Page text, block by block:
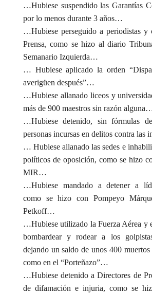
…Hubiese suspendido las Garantías
por lo menos durante 3 años…
…Hubiese perseguido a periodistas y
Prensa, como se hizo al diario
Semanario Izquierda…
… Hubiese aplicado la orden
averigüen después”…
…Hubiese allanado liceos y
más de 900 maestros sin razón
…Hubiese detenido, sin fórmulas
personas incursas en delitos contra las
… Hubiese allanado las sedes e
políticos de oposición, como se hizo
MIR…
…Hubiese mandado a detener a
como se hizo con Pompeyo
Petkoff…
…Hubiese utilizado la Fuerza Aérea y
bombardear y rodear a los
dejando un saldo de unos 400
como en el “Porteñazo”…
…Hubiese detenido a Directores de
de difamación e injuria, como se